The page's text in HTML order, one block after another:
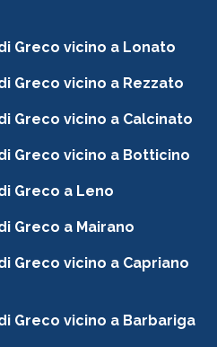
Greco vicino a Lonato
Greco vicino a Rezzato
Greco vicino a Calcinato
Greco vicino a Botticino
Greco a Leno
Greco a Mairano
Greco vicino a Capriano
Greco vicino a Barbariga